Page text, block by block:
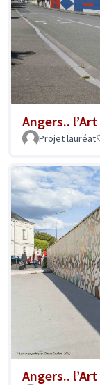
Angers..
Projet lauréat
Angers..